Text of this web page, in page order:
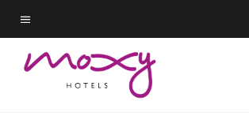
Skip
to
main
content
菜单文本